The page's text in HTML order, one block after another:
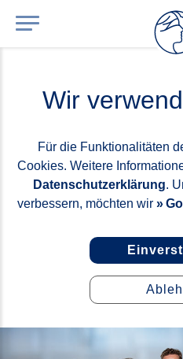
Wir
Für die Funktionalitäten
Cookies. Weitere
Datenschutzerklärung.
verbessern, möchten wir